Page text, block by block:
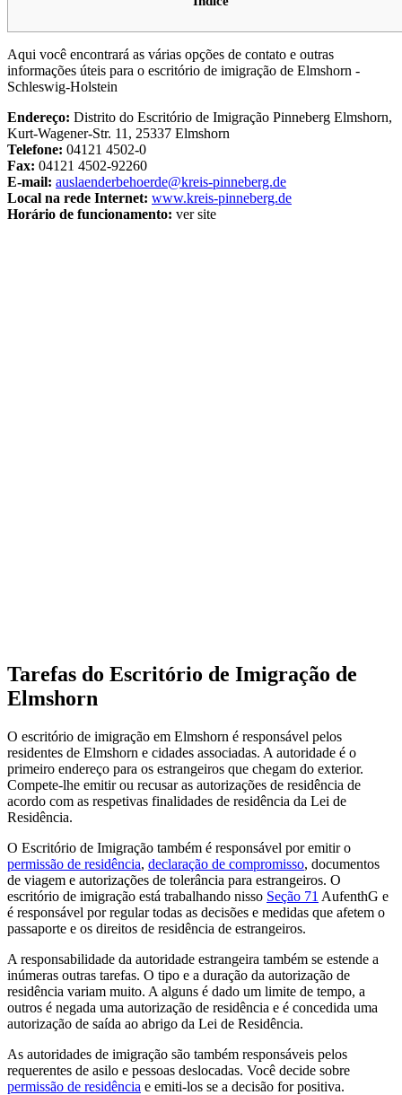
Aqui você encontrará as várias opções de contato e outras
informações úteis para o escritório de imigração de Elmshorn -
Schleswig-Holstein
Endereço: Distrito do Escritório de Imigração Pinneberg Elmshorn,
Kurt-Wagener-Str. 11, 25337 Elmshorn
Telefone: 04121 4502-0
Fax: 04121 4502-92260
E-mail: auslaenderbehoerde@kreis-pinneberg.de
Local na rede Internet: www.kreis-pinneberg.de
Horário de funcionamento: ver site
Tarefas do Escritório de Imigração de
Elmshorn
O escritório de imigração em Elmshorn é responsável pelos
residentes de Elmshorn e cidades associadas. A autoridade é o
primeiro endereço para os estrangeiros que chegam do exterior.
Compete-lhe emitir ou recusar as autorizações de residência de
acordo com as respetivas finalidades de residência da Lei de
Residência.
O Escritório de Imigração também é responsável por emitir o
permissão de residência, declaração de compromisso, documentos
de viagem e autorizações de tolerância para estrangeiros. O
escritório de imigração está trabalhando nisso Seção 71 AufenthG e
é responsável por regular todas as decisões e medidas que afetem o
passaporte e os direitos de residência de estrangeiros.
A responsabilidade da autoridade estrangeira também se estende a
inúmeras outras tarefas. O tipo e a duração da autorização de
residência variam muito. A alguns é dado um limite de tempo, a
outros é negada uma autorização de residência e é concedida uma
autorização de saída ao abrigo da Lei de Residência.
As autoridades de imigração são também responsáveis pelos
requerentes de asilo e pessoas deslocadas. Você decide sobre
permissão de residência e emiti-los se a decisão for positiva.